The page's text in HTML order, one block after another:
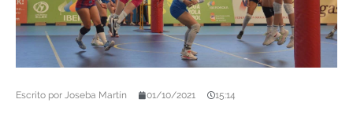
Escrito por Joseba Martín 01/10/2021 15:14